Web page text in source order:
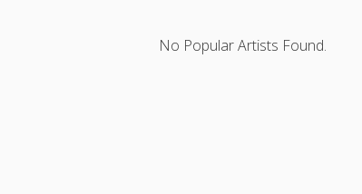
No Popular Artists Found.